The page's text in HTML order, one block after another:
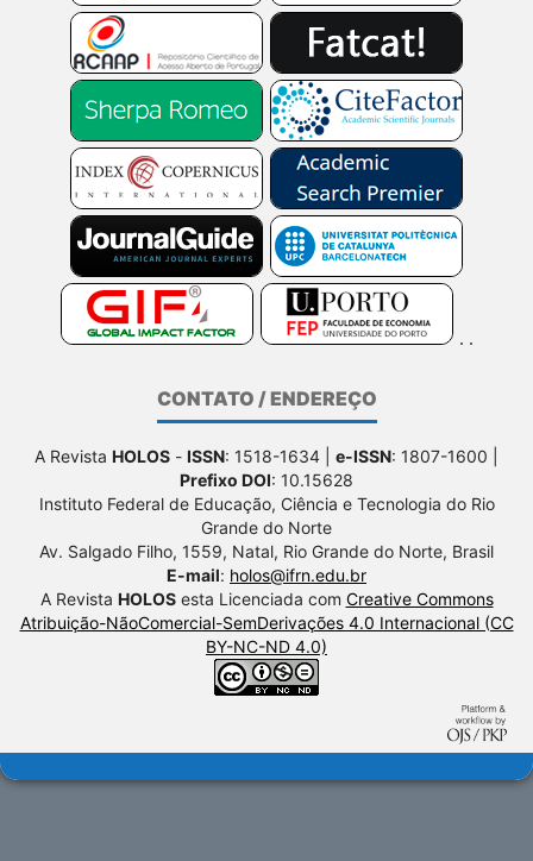
CONTATO / ENDEREÇO
A Revista HOLOS - ISSN: 1518-1634 | e-ISSN: 1807-1600 |
Prefixo DOI: 10.15628
Instituto Federal de Educação, Ciência e Tecnologia do Rio
Grande do Norte
Av. Salgado Filho, 1559, Natal, Rio Grande do Norte, Brasil
E-mail: holos@ifrn.edu.br
A Revista HOLOSesta Licenciada com Creative Commons
Atribuição-NãoComercial-SemDerivações 4.0 Internacional (CC
BY-NC-ND 4.0)